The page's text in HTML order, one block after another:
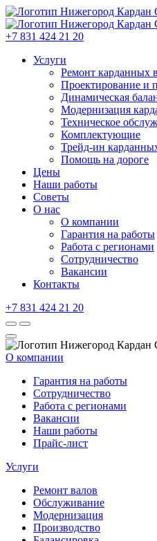
+7 831 424 21 20
Услуги
Ремонт карданных
Проектирование и
Динамическая
Модернизация
Техническое
Комплектующие
Трейд-ин
Помощь на дороге
Цены
Наши работы
Советы
О нас
О компании
Гарантия на работы
Работа с регионами
Сотрудничество
Вакансии
Контакты
+7 831 424 21 20
О компании
Гарантия на работы
Сотрудничество
Работа с регионами
Вакансии
Наши работы
Прайс-лист
Услуги
Ремонт валов
Обслуживание
Модернизация
Производство